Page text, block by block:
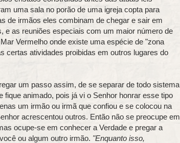
uma sala no porão de uma igreja copta para
de irmãos eles combinam de chegar e sair em
e as reuniões especiais com um maior número de
Vermelho onde existe uma espécie de "zona
certas atividades proibidas em outros lugares do
um passo assim, de se separar de todo sistema
animado, pois já vi o Senhor honrar esse tipo
um irmão ou irmã que confiou e se colocou na
acrescentou outros. Então não se preocupe em
ocupe-se em conhecer a Verdade e pregar a
ou algum outro irmão. "Enquanto isso,